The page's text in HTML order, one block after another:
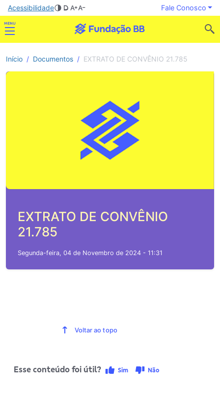
Acessibilidade Fale Conosco
Início Documentos EXTRATO DE CONVÊNIO 21.785
EXTRATO DE CONVÊNIO
21.785
Segunda-feira, 04 de Novembro de 2024 - 11:31
Voltar ao topo
Esse conteúdo foi útil? Sim Não